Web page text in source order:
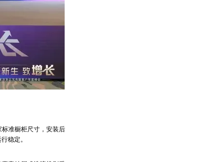
准橱柜尺寸，安装后
稳定。